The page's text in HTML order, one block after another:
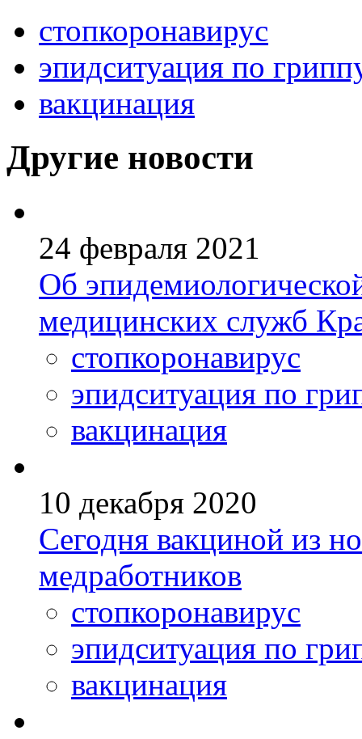
стопкоронавирус
эпидситуация по
вакцинация
Другие новости
24 февраля 2021
Об
медицинских служб
стопкоронавирус
эпидситуация по
вакцинация
10 декабря 2020
Сегодня вакциной из
медработников
стопкоронавирус
эпидситуация по
вакцинация